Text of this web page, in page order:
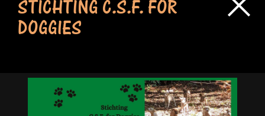
STICHTING C.S.F. FOR
DOGGIES